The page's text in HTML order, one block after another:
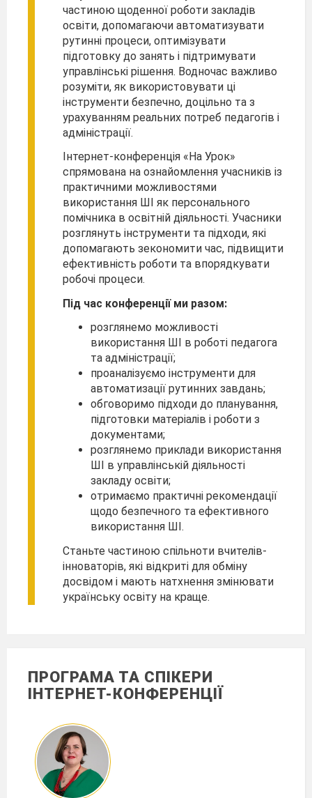
частиною щоденної роботи закладів
освіти, допомагаючи автоматизувати
рутинні процеси, оптимізувати
підготовку до занять і підтримувати
управлінські рішення. Водночас важливо
розуміти, як використовувати ці
інструменти безпечно, доцільно та з
урахуванням реальних потреб педагогів і
адміністрації.
Інтернет-конференція «На Урок»
спрямована на ознайомлення учасників із
практичними можливостями
використання ШІ як персонального
помічника в освітній діяльності. Учасники
розглянуть інструменти та підходи, які
допомагають зекономити час, підвищити
ефективність роботи та впорядкувати
робочі процеси.
Під час конференції ми разом:
розглянемо можливості
використання ШІ в роботі педагога
та адміністрації;
проаналізуємо інструменти для
автоматизації рутинних завдань;
обговоримо підходи до планування,
підготовки матеріалів і роботи з
документами;
розглянемо приклади використання
ШІ в управлінській діяльності
закладу освіти;
отримаємо практичні рекомендації
щодо безпечного та ефективного
використання ШІ.
Станьте частиною спільноти вчителів-
інноваторів, які відкриті для обміну
досвідом і мають натхнення змінювати
українську освіту на краще.
ПРОГРАМА ТА СПІКЕРИ
ІНТЕРНЕТ-КОНФЕРЕНЦІЇ